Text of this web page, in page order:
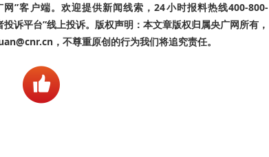
”客户端。欢迎提供新闻线索，24小时报料热线400-800-
诉平台”线上投诉。版权声明：本文章版权归属央广网所有，
，不尊重原创的行为我们将追究责任。